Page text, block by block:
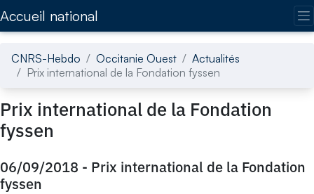
Accueil national
CNRS-Hebdo Occitanie Ouest
Actualités
Prix international de la Fondation fyssen
Prix international de la Fondation
fyssen
06/09/2018 - Prix international de la Fondation
fyssen